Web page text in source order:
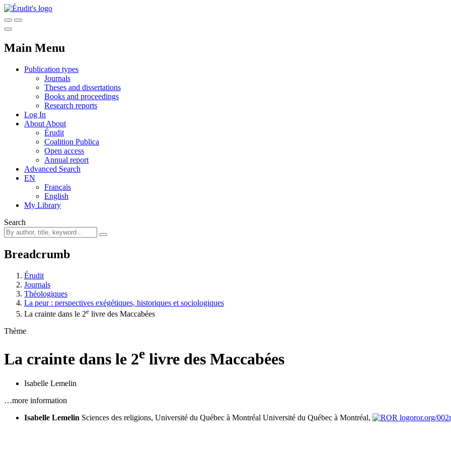
Main Menu
Publication types
Journals
Theses and dissertations
Books and proceedings
Research reports
Log In
About About
Érudit
Coalition Publica
Open access
Annual report
Advanced Search
EN
Français
English
My Library
Search
Breadcrumb
Érudit
Journals
Théologiques
La peur : perspectives exégétiques, historiques et sociologiques
La crainte dans le 2e livre des Maccabées
Thème
La crainte dans le 2e livre des Maccabées
Isabelle Lemelin
…more information
Isabelle Lemelin Sciences des religions, Université du Québec à Montréal Université du Québec à Montréal, ror.org/